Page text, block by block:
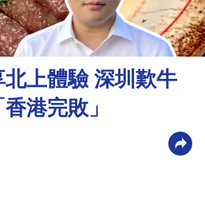
上體驗 深圳歎牛
港完敗」